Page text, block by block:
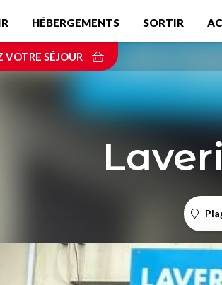
HÉBERGEMENTS SORTIR
VOTRE SÉJOUR